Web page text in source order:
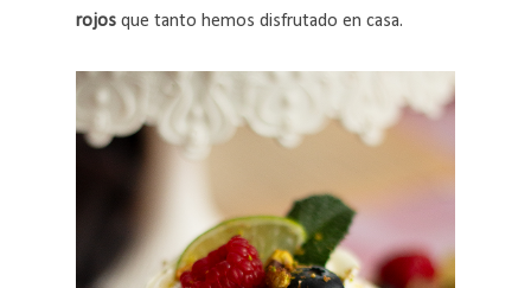
rojos que tanto hemos disfrutado en casa.